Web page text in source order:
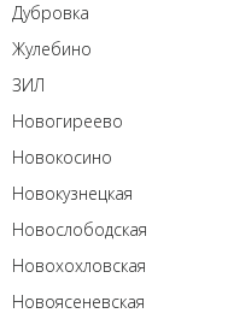
Дубровка
Жулебино
ЗИЛ
Новогиреево
Новокосино
Новокузнецкая
Новослободская
Новохохловская
Новоясеневская